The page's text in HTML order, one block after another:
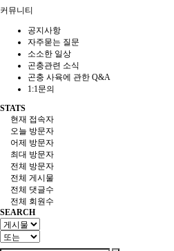
커뮤니티
공지사항
자주묻는 질문
소소한 일상
곤충관련 소식
곤충 사육에 관한 Q&A
1:1문의
STATS
현재 접속자
오늘 방문자
어제 방문자
최대 방문자
전체 방문자
전체 게시물
전체 댓글수
전체 회원수
SEARCH